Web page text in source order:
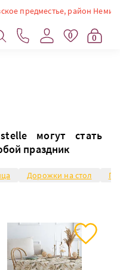
район Немиги).
0 0
могут стать
праздник
Дорожки на стол